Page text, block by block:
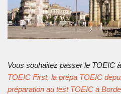
Vous souhaitez passer le TOEIC
TOEIC First, la prépa TOEIC
préparation au test TOEIC à